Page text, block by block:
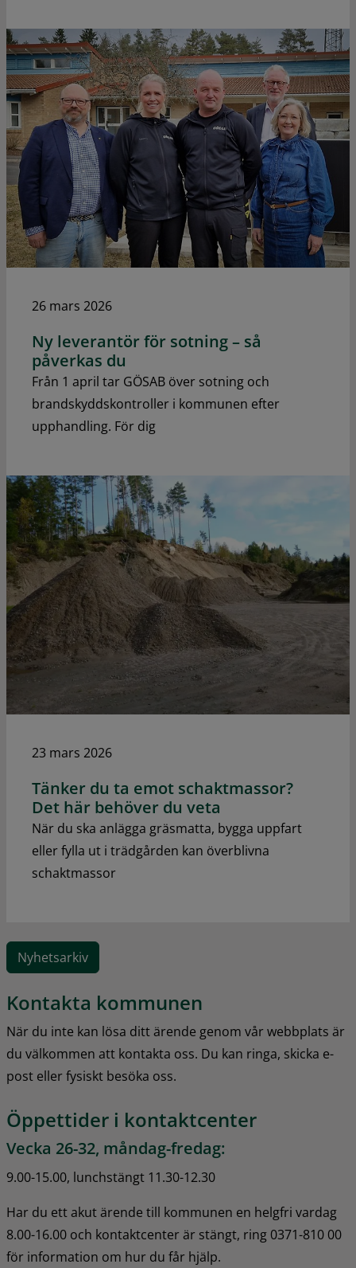
26 mars 2026
Ny leverantör för sotning – så
påverkas du
Från 1 april tar GÖSAB över sotning och
brandskyddskontroller i kommunen efter
upphandling. För dig
23 mars 2026
Tänker du ta emot schaktmassor?
Det här behöver du veta
När du ska anlägga gräsmatta, bygga uppfart
eller fylla ut i trädgården kan överblivna
schaktmassor
Nyhetsarkiv
Kontakta kommunen
När du inte kan lösa ditt ärende genom vår webbplats är
du välkommen att kontakta oss. Du kan ringa, skicka e-
post eller fysiskt besöka oss.
Öppettider i kontaktcenter
Vecka 26-32, måndag-fredag:
9.00-15.00, lunchstängt 11.30-12.30
Har du ett akut ärende till kommunen en helgfri vardag
8.00-16.00 och kontaktcenter är stängt, ring 0371-810 00
för information om hur du får hjälp.